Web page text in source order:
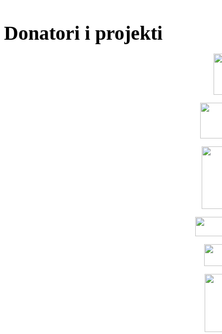
Donatori i projekti